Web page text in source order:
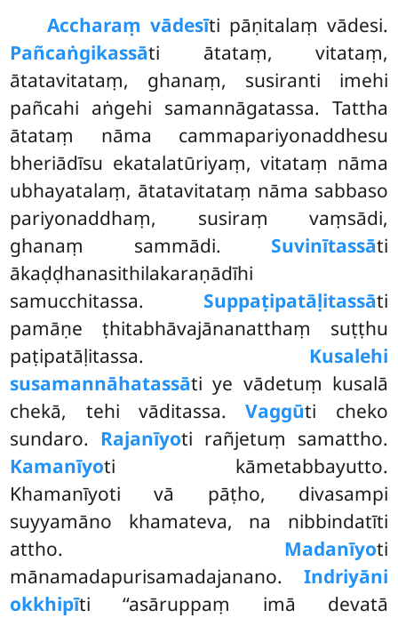
Accharaṃ vādesīti pāṇitalaṃ vādesi.
Pañcaṅgikassāti ātataṃ, vitataṃ,
ātatavitataṃ, ghanaṃ, susiranti imehi
pañcahi aṅgehi samannāgatassa. Tattha
ātataṃ nāma cammapariyonaddhesu
bheriādīsu ekatalatūriyaṃ, vitataṃ nāma
ubhayatalaṃ, ātatavitataṃ nāma sabbaso
pariyonaddhaṃ, susiraṃ vaṃsādi,
ghanaṃ sammādi. Suvinītassāti
ākaḍḍhanasithilakaraṇādīhi
samucchitassa. Suppaṭipatāḷitassāti
pamāṇe ṭhitabhāvajānanatthaṃ suṭṭhu
paṭipatāḷitassa. Kusalehi
susamannāhatassāti ye vādetuṃ kusalā
chekā, tehi vāditassa.Vaggūti cheko
sundaro. Rajanīyoti rañjetuṃ samattho.
Kamanīyoti kāmetabbayutto.
Khamanīyotivā pāṭho, divasampi
suyyamāno khamateva, na nibbindatīti
attho. Madanīyoti
mānamadapurisamadajanano. Indriyāni
okkhipīti ‘‘asāruppaṃ imā devatā